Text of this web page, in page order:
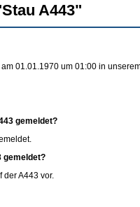
A443"
01.01.1970 um 01:00 in
gemeldet?
gemeldet?
der A443 vor.